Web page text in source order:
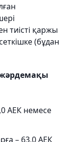
тиісті қаржы
(бұдан
АЕК немесе
– 63,0 АЕК